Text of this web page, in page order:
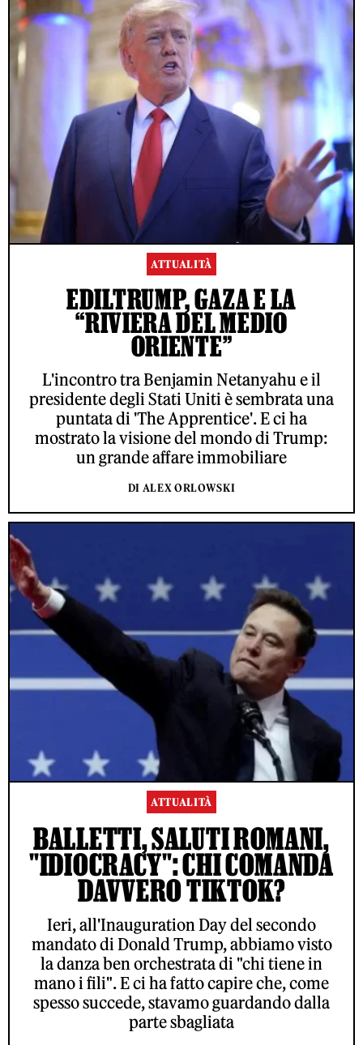
ATTUALITÀ
EDILTRUMP, GAZA E LA
“RIVIERA DEL MEDIO
ORIENTE”
L'incontro tra Benjamin Netanyahu e il
presidente degli Stati Uniti è sembrata una
puntata di 'The Apprentice'. E ci ha
mostrato la visione del mondo di Trump:
un grande affare immobiliare
DI ALEX ORLOWSKI
ATTUALITÀ
BALLETTI, SALUTI ROMANI,
"IDIOCRACY": CHI COMANDA
DAVVERO TIKTOK?
Ieri, all'Inauguration Day del secondo
mandato di Donald Trump, abbiamo visto
la danza ben orchestrata di "chi tiene in
mano i fili". E ci ha fatto capire che, come
spesso succede, stavamo guardando dalla
parte sbagliata